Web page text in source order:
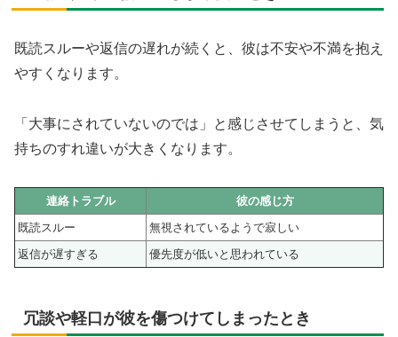
既読スルーや返信の遅れが続くと、彼は不安や不満を抱え
やすくなります。
「大事にされていないのでは」と感じさせてしまうと、気
持ちのすれ違いが大きくなります。
連絡トラブル
彼の感じ方
既読スルー
無視されているようで寂しい
返信が遅すぎる
優先度が低いと思われている
冗談や軽口が彼を傷つけてしまったとき